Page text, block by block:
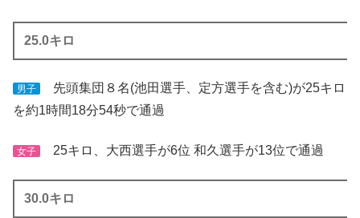
25.0キロ
男子
先頭集団８名(池田選手、定方選手を含む)が25キロ
を約1時間18分54秒で通過
女子 25キロ、大西選手が6位 和久選手が13位で通過
30.0キロ